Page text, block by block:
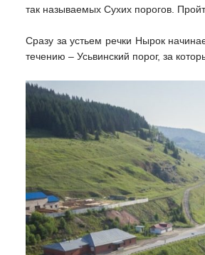
так называемых Сухих порогов.
Сразу за устьем речки Нырок
течению – Усьвинский порог, за